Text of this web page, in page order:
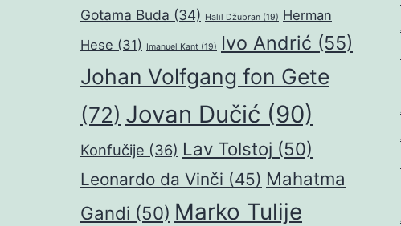
Gotama Buda (34) Halil Džubran (19) Herman
Hese (31) Imanuel Kant (19) Ivo Andrić (55)
Johan Volfgang fon Gete
(72) Jovan Dučić (90)
Konfučije (36) Lav Tolstoj (50)
Leonardo da Vinči (45) Mahatma
Gandi (50) Marko Tulije